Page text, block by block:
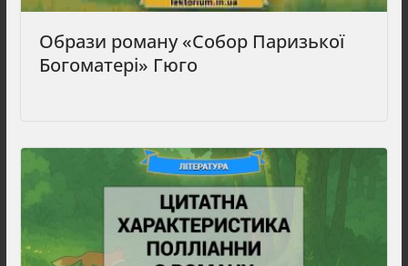
Образи роману «Собор Паризької
Богоматері» Гюго